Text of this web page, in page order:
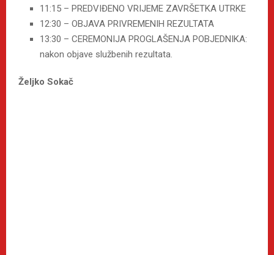
11:15 – PREDVIĐENO VRIJEME ZAVRŠETKA UTRKE
12:30 – OBJAVA PRIVREMENIH REZULTATA
13:30 – CEREMONIJA PROGLAŠENJA POBJEDNIKA:
nakon objave službenih rezultata.
Željko Sokač